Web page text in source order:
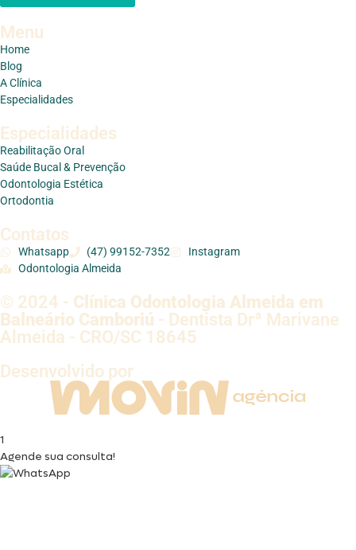
Menu
Home
Blog
A Clínica
Especialidades
Especialidades
Reabilitação Oral
Saúde Bucal & Prevenção
Odontologia Estética
Ortodontia
Contatos
Whatsapp (47) 99152-7352
Instagram
Odontologia Almeida
© 2024 - Clínica Odontologia Almeida em
Balneário Camboriú - Dentista Drª Marivane
Almeida - CRO/SC 18645
Desenvolvido por
1
Agende sua consulta!